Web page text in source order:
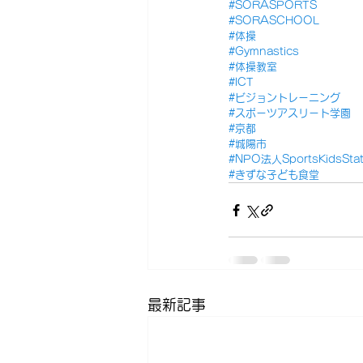
#SORASPORTS
#SORASCHOOL
#体操
#Gymnastics
#体操教室
#ICT
#ビジョントレーニング
#スポーツアスリート学園
#京都
#城陽市
#NPO法人
#きずな子ども食堂
最新記事